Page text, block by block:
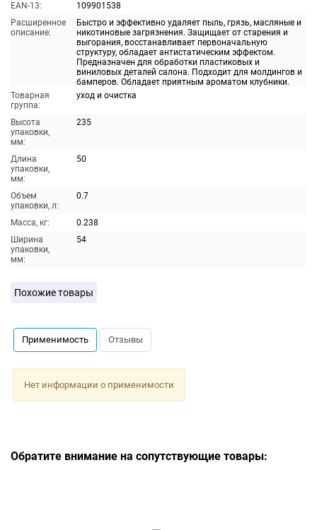
EAN-13:
109901538
Расширенное
описание:
Быстро и эффективно удаляет пыль, грязь, масляные и
никотиновые загрязнения. Защищает от старения и
выгорания, восстанавливает первоначальную
структуру, обладает антистатическим эффектом.
Предназначен для обработки пластиковых и
виниловых деталей салона. Подходит для молдингов и
бамперов. Обладает приятным ароматом клубники.
Товарная
группа:
уход и очистка
Высота
упаковки,
мм:
235
Длина
упаковки,
мм:
50
Объем
упаковки, л:
0.7
Масса, кг:
0.238
Ширина
упаковки,
мм:
54
Похожие товары
Применимость Отзывы
Нет информации о применимости
Обратите внимание на сопутствующие товары: